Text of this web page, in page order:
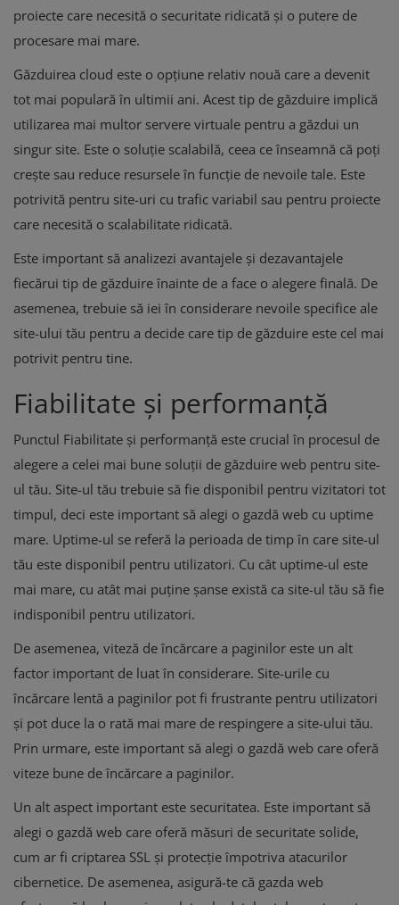
proiecte care necesită o securitate ridicată și o putere de
procesare mai mare.
Găzduirea cloud este o opțiune relativ nouă care a devenit
tot mai populară în ultimii ani. Acest tip de găzduire implică
utilizarea mai multor servere virtuale pentru a găzdui un
singur site. Este o soluție scalabilă, ceea ce înseamnă că poți
crește sau reduce resursele în funcție de nevoile tale. Este
potrivită pentru site-uri cu trafic variabil sau pentru proiecte
care necesită o scalabilitate ridicată.
Este important să analizezi avantajele și dezavantajele
fiecărui tip de găzduire înainte de a face o alegere finală. De
asemenea, trebuie să iei în considerare nevoile specifice ale
site-ului tău pentru a decide care tip de găzduire este cel mai
potrivit pentru tine.
Fiabilitate și performanță
Punctul Fiabilitate și performanță este crucial în procesul de
alegere a celei mai bune soluții de găzduire web pentru site-
ul tău. Site-ul tău trebuie să fie disponibil pentru vizitatori tot
timpul, deci este important să alegi o gazdă web cu uptime
mare. Uptime-ul se referă la perioada de timp în care site-ul
tău este disponibil pentru utilizatori. Cu cât uptime-ul este
mai mare, cu atât mai puține șanse există ca site-ul tău să fie
indisponibil pentru utilizatori.
De asemenea, viteză de încărcare a paginilor este un alt
factor important de luat în considerare. Site-urile cu
încărcare lentă a paginilor pot fi frustrante pentru utilizatori
și pot duce la o rată mai mare de respingere a site-ului tău.
Prin urmare, este important să alegi o gazdă web care oferă
viteze bune de încărcare a paginilor.
Un alt aspect important este securitatea. Este important să
alegi o gazdă web care oferă măsuri de securitate solide,
cum ar fi criptarea SSL și protecție împotriva atacurilor
cibernetice. De asemenea, asigură-te că gazda web